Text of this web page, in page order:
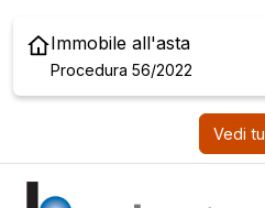
Immobile all'asta
Procedura 56/2022
Vedi